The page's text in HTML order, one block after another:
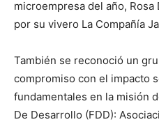
microempresa del año,
por su vivero La Compañía
También se reconoció un
compromiso con el impacto
fundamentales en la misión
De Desarrollo (FDD):